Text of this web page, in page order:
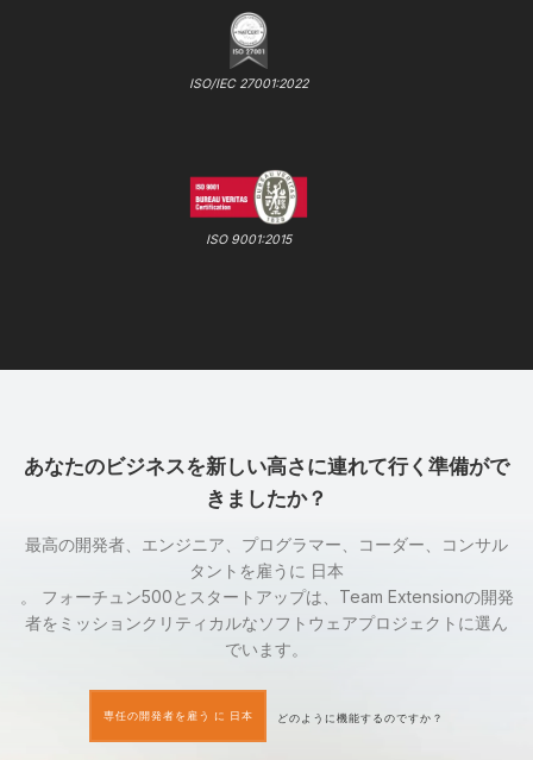
ISO/IEC 27001:2022
ISO 9001:2015
あなたのビジネスを新しい高さに連れて行く準備がで
きましたか？
最高の開発者、エンジニア、プログラマー、コーダー、コンサル
タントを雇うに 日本
。 フォーチュン500とスタートアップは、Team Extensionの開発
者をミッションクリティカルなソフトウェアプロジェクトに選ん
でいます。
専任の開発者を雇う に 日本 どのように機能するのですか？